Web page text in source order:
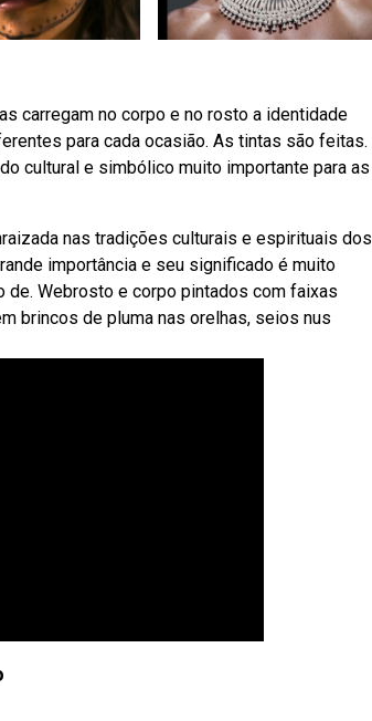
carregam no corpo e no rosto a identidade
para cada ocasião. As tintas são feitas.
cultural e simbólico muito importante para as
nas tradições culturais e espirituais dos
importância e seu significado é muito
Webrosto e corpo pintados com faixas
brincos de pluma nas orelhas, seios nus